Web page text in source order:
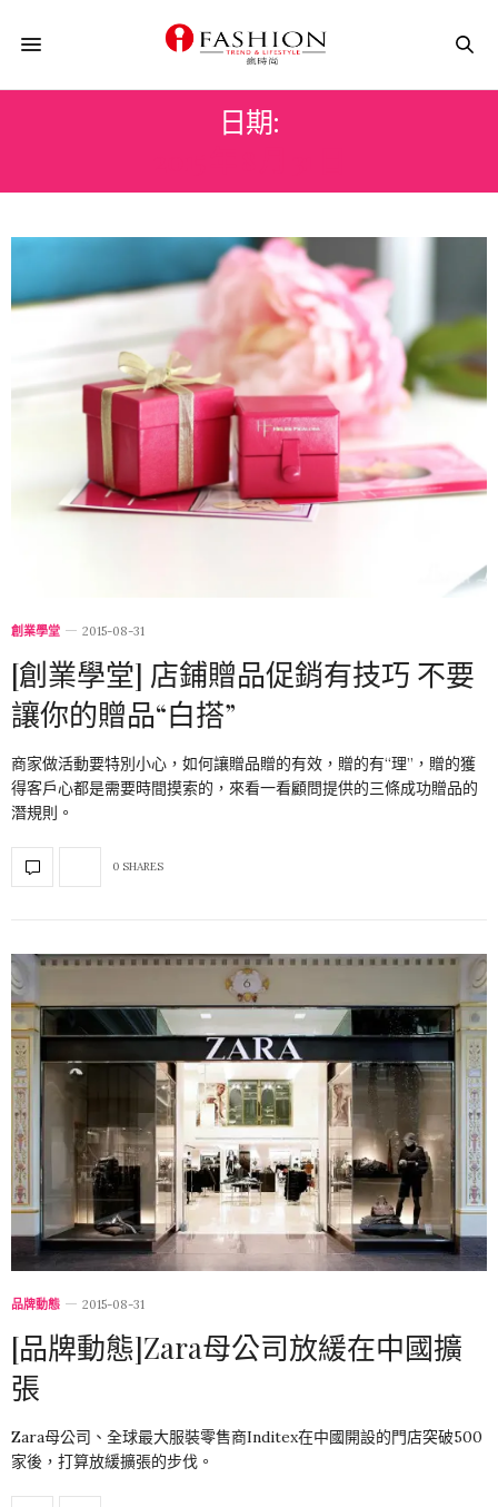
日期:
創業學堂 2015-08-31
[創業學堂] 店鋪贈品促銷有技巧 不要
讓你的贈品“白搭”
商家做活動要特別小心，如何讓贈品贈的有效，贈的有“理”，贈的獲
得客戶心都是需要時間摸索的，來看一看顧問提供的三條成功贈品的
潛規則。
0 SHARES
品牌動態 2015-08-31
[品牌動態]Zara母公司放緩在中國擴
張
Zara母公司、全球最大服裝零售商Inditex在中國開設的門店突破500
家後，打算放緩擴張的步伐。